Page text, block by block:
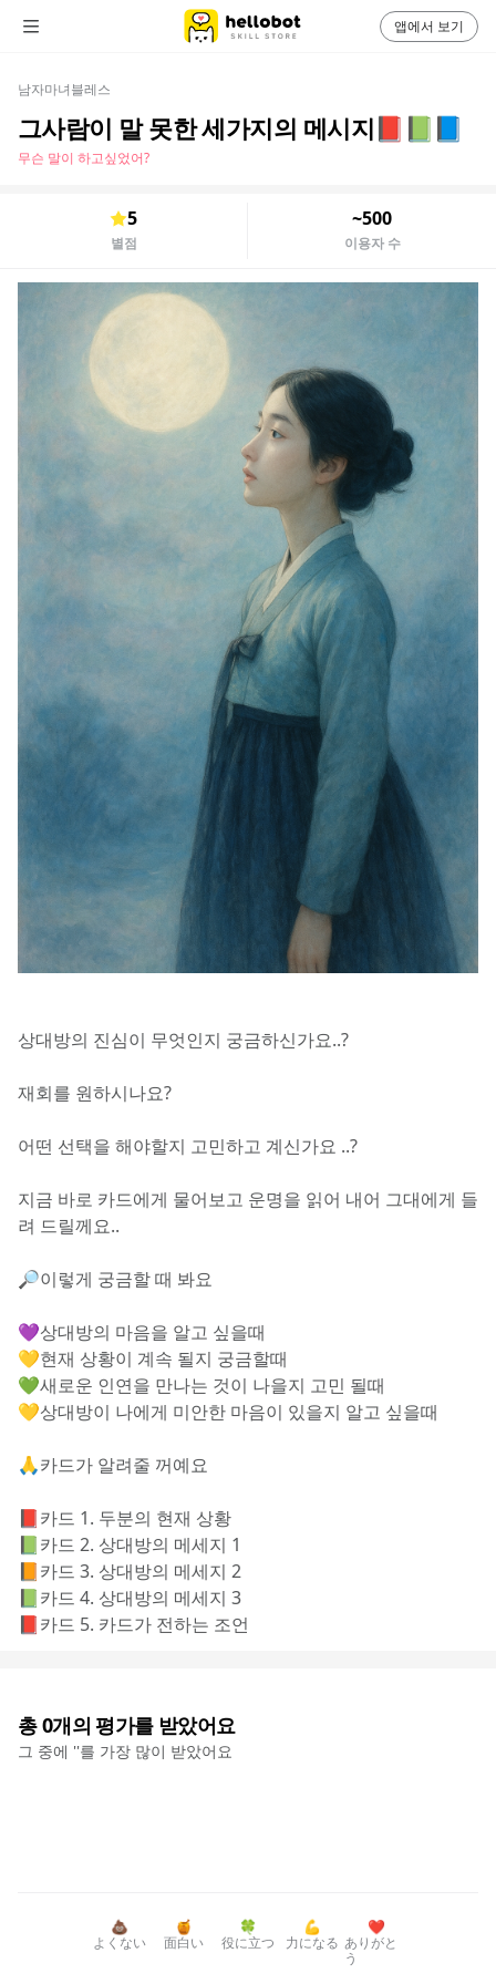
남자마녀블레스
그사람이 말 못한 세가지의 메시지📕📗📘
무슨 말이 하고싶었어?
5
별점
~500
이용자 수
상대방의 진심이 무엇인지 궁금하신가요..?
재회를 원하시나요?
어떤 선택을 해야할지 고민하고 계신가요 ..?
지금 바로 카드에게 물어보고 운명을 읽어 내어 그대에게 들
려 드릴께요..
🔎이렇게 궁금할 때 봐요
💜상대방의 마음을 알고 싶을때
💛현재 상황이 계속 될지 궁금할때
💚새로운 인연을 만나는 것이 나을지 고민 될때
💛상대방이 나에게 미안한 마음이 있을지 알고 싶을때
🙏카드가 알려줄 꺼예요
📕카드 1. 두분의 현재 상황
📗카드 2. 상대방의 메세지 1
📙카드 3. 상대방의 메세지 2
📗카드 4. 상대방의 메세지 3
📕카드 5. 카드가 전하는 조언
총0개의 평가를 받았어요
그 중에 ''를 가장 많이 받았어요
💩
よくない
🍯
面白い
🍀
役に立つ
💪
力になる
❤️
ありがと
う
앱에서 보기